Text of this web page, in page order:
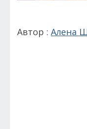
Автор : Алена